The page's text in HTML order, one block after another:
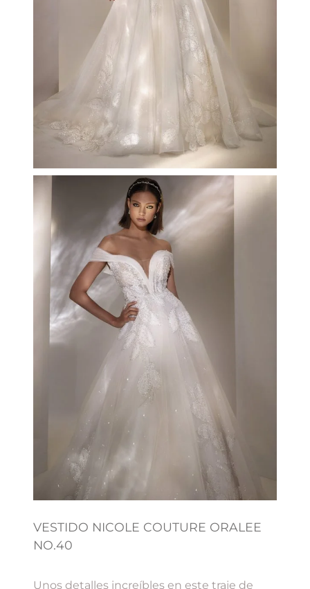
VESTIDO NICOLE COUTURE ORALEE
NO.40
Unos detalles increíbles en este traje de